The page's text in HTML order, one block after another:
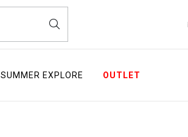
SUMMER EXPLORE OUTLET